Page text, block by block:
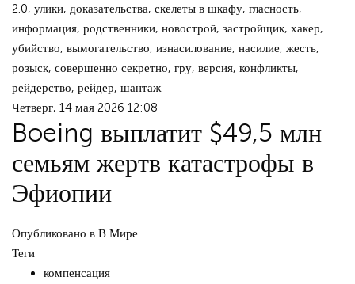
2.0, улики, доказательства, скелеты в шкафу, гласность,
информация, родственники, новострой, застройщик, хакер,
убийство, вымогательство, изнасилование, насилие, жесть,
розыск, совершенно секретно, гру, версия, конфликты,
рейдерство, рейдер, шантаж.
Четверг, 14 мая 2026 12:08
Boeing выплатит $49,5 млн
семьям жертв катастрофы в
Эфиопии
Опубликовано в В Мире
Теги
компенсация